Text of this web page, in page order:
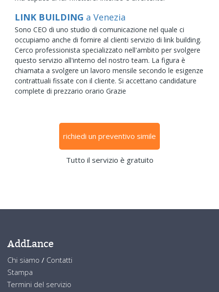
LINK BUILDING a Venezia
Sono CEO di uno studio di comunicazione nel quale ci
occupiamo anche di fornire al clienti servizio di link building.
Cerco professionista specializzato nell'ambito per svolgere
questo servizio all'interno del nostro team. La figura è
chiamata a svolgere un lavoro mensile secondo le esigenze
contrattuali fissate con il cliente. Si accettano candidature
complete di prezzario orario Grazie
richiedi un preventivo simile
Tutto il servizio è gratuito
AddLance
Chi siamo / Contatti
Stampa
Termini del servizio